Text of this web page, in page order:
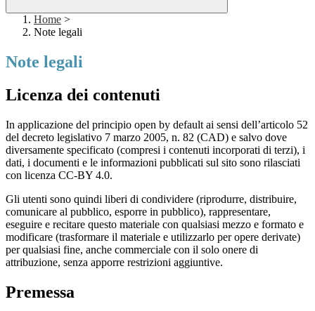
Home >
Note legali
Note legali
Licenza dei contenuti
In applicazione del principio open by default ai sensi dell’articolo 52
del decreto legislativo 7 marzo 2005, n. 82 (CAD) e salvo dove
diversamente specificato (compresi i contenuti incorporati di terzi), i
dati, i documenti e le informazioni pubblicati sul sito sono rilasciati
con licenza CC-BY 4.0.
Gli utenti sono quindi liberi di condividere (riprodurre, distribuire,
comunicare al pubblico, esporre in pubblico), rappresentare,
eseguire e recitare questo materiale con qualsiasi mezzo e formato e
modificare (trasformare il materiale e utilizzarlo per opere derivate)
per qualsiasi fine, anche commerciale con il solo onere di
attribuzione, senza apporre restrizioni aggiuntive.
Premessa